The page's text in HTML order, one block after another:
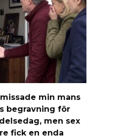
min mans
begravning för
men sex
fick en enda